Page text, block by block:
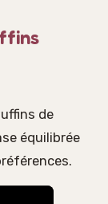
de
équilibrée